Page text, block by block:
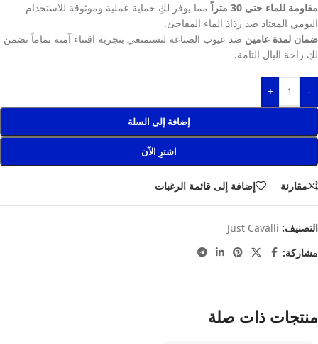
مقاومة للماء حتى 30 متراً
مما يوفر لكِ حماية عملية وموثوقة للاستخدام
اليومي المعتاد ضد رذاذ الماء المفاجئ.
ضمان لمدة عامين ضد عيوب الصناعة لتستمتعي بتجربة اقتناء آمنة تماماً تضمن
لكِ راحة البال التامة.
-
+
إضافة إلى السلة
اشترِ الآن
مقارنة إضافة إلى قائمة الرغبات
التصنيف: Just Cavalli
مشاركة:
منتجات ذات صلة